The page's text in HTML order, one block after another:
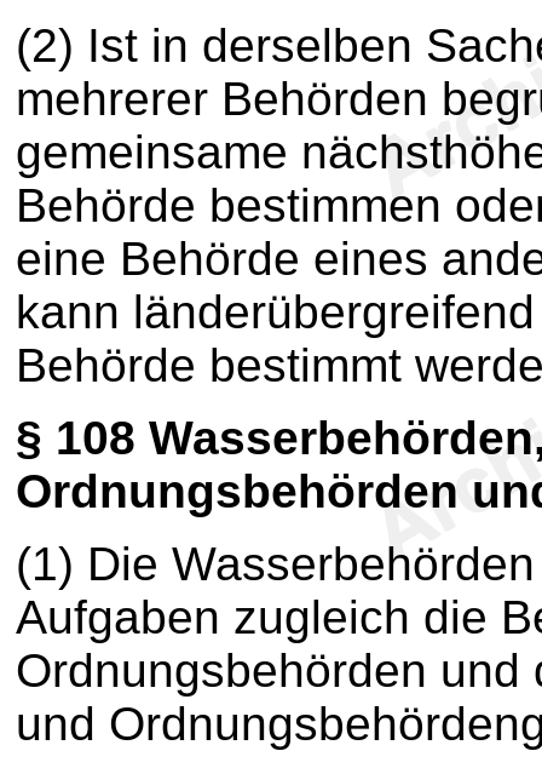
(2) Ist in derselben
mehrerer Behörden
gemeinsame
Behörde bestimmen
eine Behörde eines
kann
Behörde bestimmt
§ 108
Ordnungsbehörden
(1) Die
Aufgaben zugleich die
Ordnungsbehörden
und